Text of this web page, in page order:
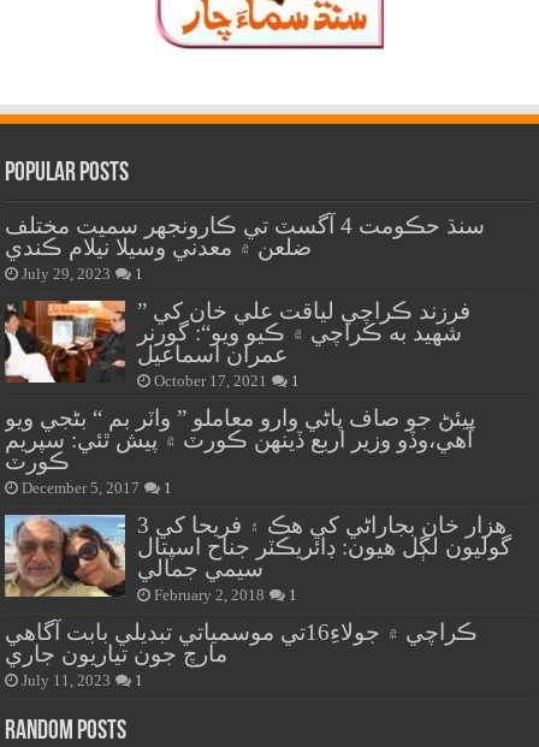
Popular Posts
سنڌ حڪومت 4 آگسٽ تي ڪارونجهر سميت مختلف
ضلعن ۾ معدني وسيلا نيلام ڪندي
July 29, 2023 1
” فرزند ڪراچي لياقت علي خان کي
شهيد به ڪراچي ۾ ڪيو ويو“: گورنر
عمران اسماعيل
October 17, 2021 1
پيئڻ جو صاف پاڻي وارو معاملو ” واٽر بم “ بڻجي ويو
آهي،وڏو وزير اربع ڏينهن ڪورٽ ۾ پيش ٿئي: سپريم
ڪورٽ
December 5, 2017 1
هزار خان بجاراڻي کي هڪ ۽ فريحا کي 3
گوليون لڳل هيون: ڊائريڪٽر جناح اسپتال
سيمي جمالي
February 2, 2018 1
ڪراچي ۾ جولاءِ16تي موسمياتي تبديلي بابت آگاهي
مارچ جون تياريون جاري
July 11, 2023 1
Random Posts